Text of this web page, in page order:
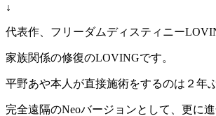
↓
代表作、フリーダムディスティニー
家族関係の修復のLOVINGです。
平野あや本人が直接施術をするのは２年
完全遠隔のNeoバージョンとして、更に